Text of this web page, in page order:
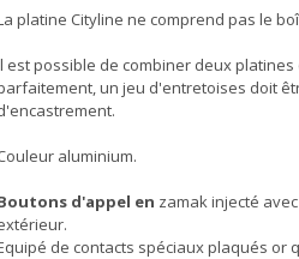
platine Cityline ne comprend pas le
est possible de combiner deux
un jeu d'entretoises doit
aluminium.
d'appel en zamak injecté
de contacts spéciaux plaqués